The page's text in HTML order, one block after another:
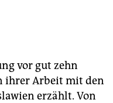
vor gut zehn
ihrer Arbeit mit den
erzählt. Von